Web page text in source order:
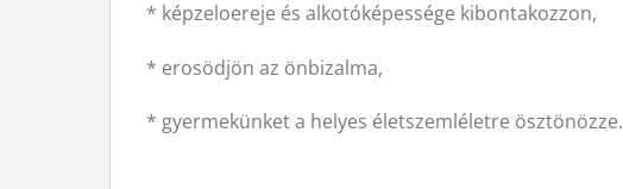
* képzeloereje és alkotóképessége kibontakozzon,
* erosödjön az önbizalma,
* gyermekünket a helyes életszemléletre ösztönözze.